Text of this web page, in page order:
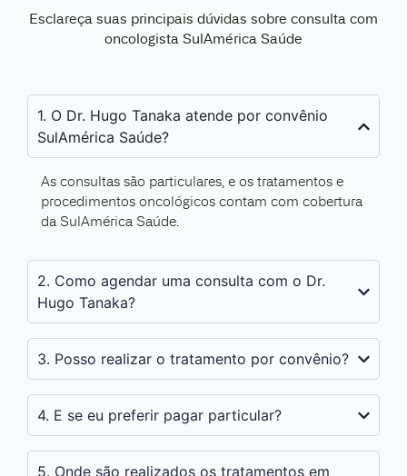
Esclareça suas principais dúvidas sobre consulta com
oncologista SulAmérica Saúde
1. O Dr. Hugo Tanaka atende por convênio
SulAmérica Saúde?
As consultas são particulares, e os tratamentos e
procedimentos oncológicos contam com cobertura
da SulAmérica Saúde.
2. Como agendar uma consulta com o Dr.
Hugo Tanaka?
3. Posso realizar o tratamento por convênio?
4. E se eu preferir pagar particular?
5. Onde são realizados os tratamentos em